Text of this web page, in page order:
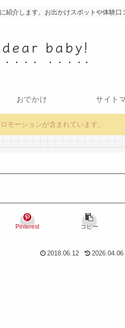
紹介します。お出かけスポットや体験口
baby!
おでかけ サイト
モーションが含まれています。
Pinterest コピー
2018.06.12 2026.04.06